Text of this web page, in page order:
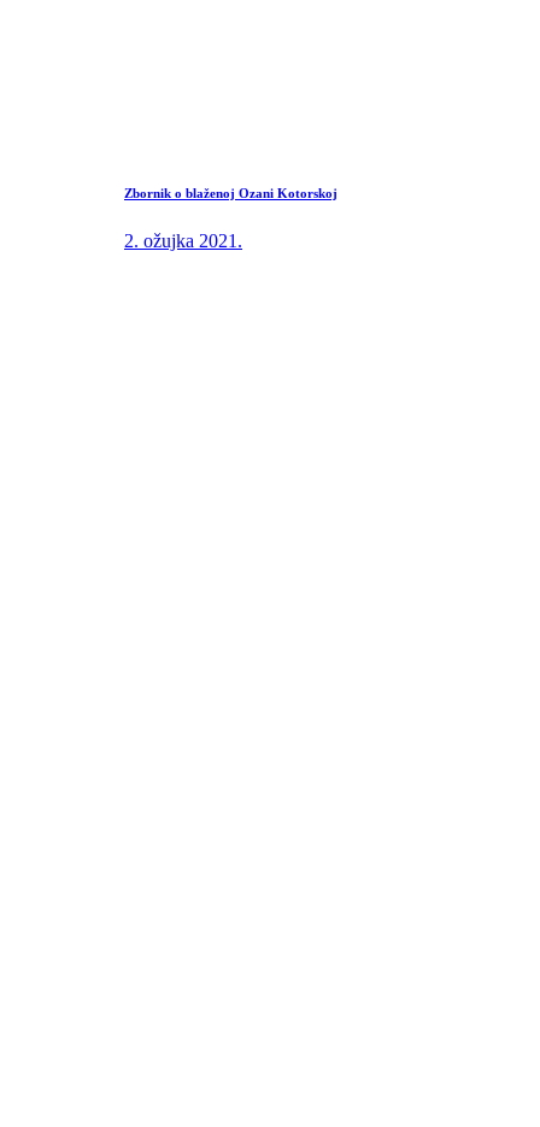
Zbornik o blaženoj Ozani Kotorskoj
2. ožujka 2021.